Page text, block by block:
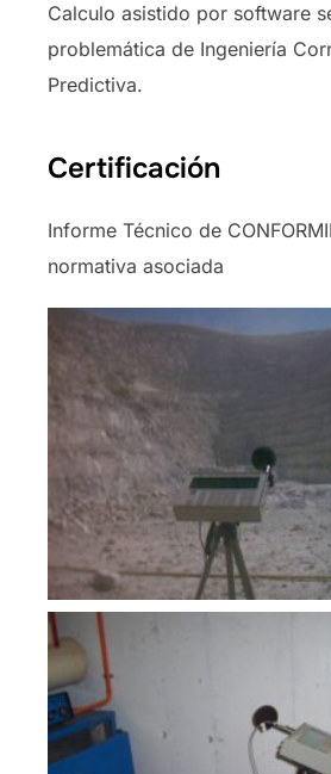
Calculo asistido por software
problemática de Ingeniería
Predictiva.
Certificación
Informe Técnico de
normativa asociada